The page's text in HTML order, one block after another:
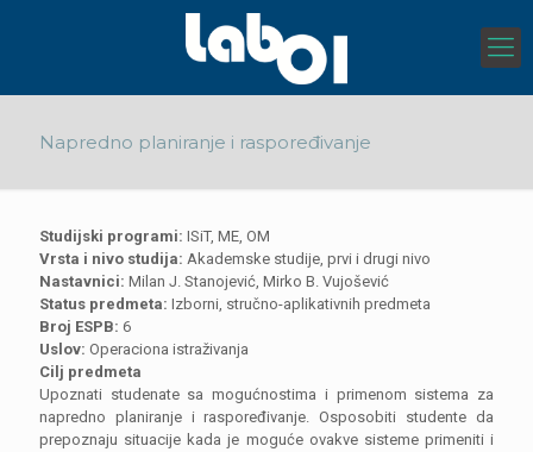
Napredno planiranje i raspoređivanje
Studijski programi: ISiT, ME, OM
Vrsta i nivo studija: Akademske studije, prvi i drugi nivo
Nastavnici: Milan J. Stanojević, Mirko B. Vujošević
Status predmeta: Izborni, stručno-aplikativnih predmeta
Broj ESPB: 6
Uslov: Operaciona istraživanja
Cilj predmeta
Upoznati studenate sa mogućnostima i primenom sistema za
napredno planiranje i raspoređivanje. Osposobiti studente da
prepoznaju situacije kada je moguće ovakve sisteme primeniti i